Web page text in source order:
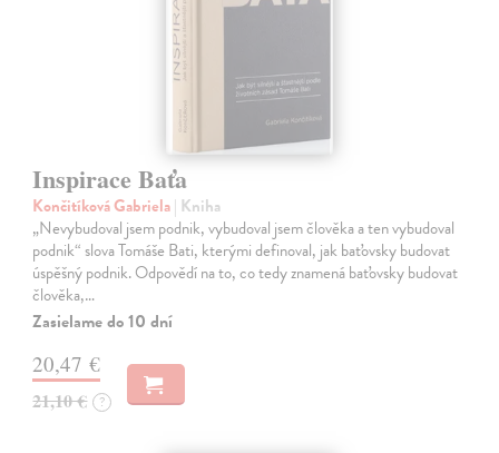
Inspirace Baťa
Končitíková Gabriela| Kniha
„Nevybudoval jsem podnik, vybudoval jsem člověka a ten vybudoval
podnik“ slova Tomáše Bati, kterými definoval, jak baťovsky budovat
úspěšný podnik. Odpovědí na to, co tedy znamená baťovsky budovat
člověka,…
Zasielame do 10 dní
20,47 €
21,10 € ?